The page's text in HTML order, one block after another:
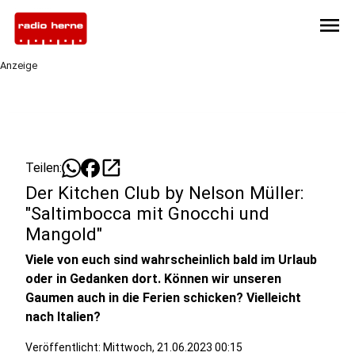
menu
Anzeige
Teilen: open_in_new
Der Kitchen Club by Nelson Müller:
"Saltimbocca mit Gnocchi und
Mangold"
Viele von euch sind wahrscheinlich bald im Urlaub
oder in Gedanken dort. Können wir unseren
Gaumen auch in die Ferien schicken? Vielleicht
nach Italien?
Veröffentlicht: Mittwoch, 21.06.2023 00:15